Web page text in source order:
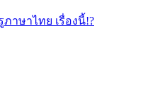
ภาษาไทย เรื่องนี้!?